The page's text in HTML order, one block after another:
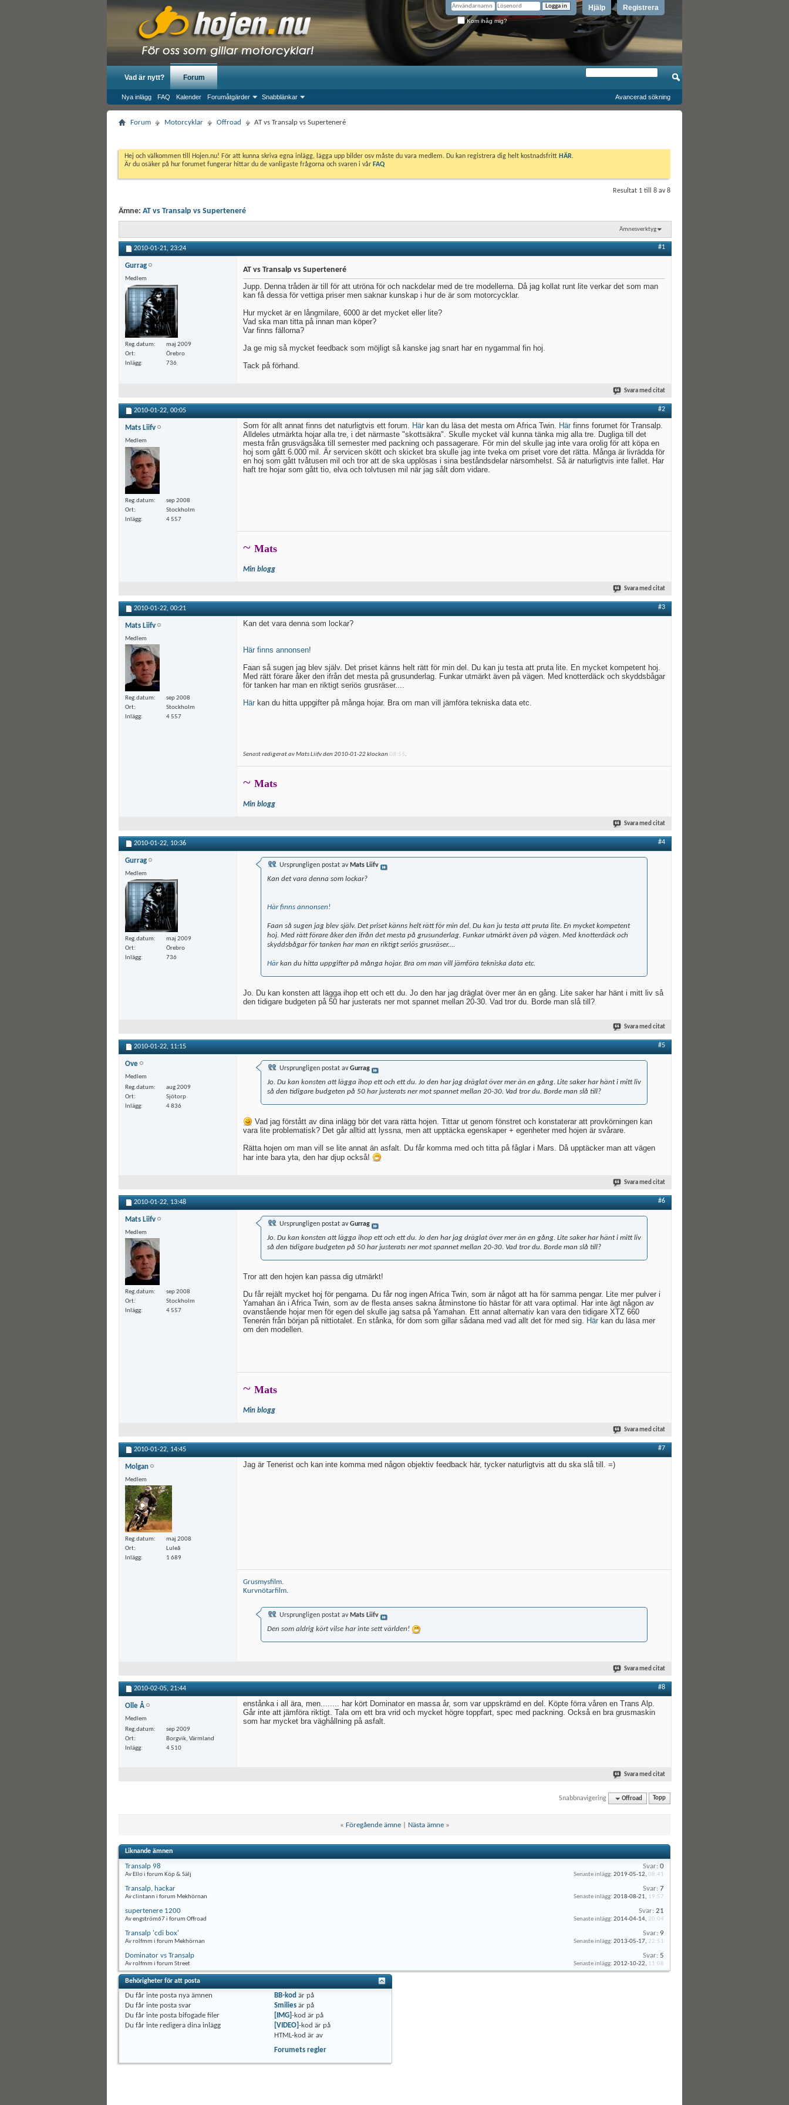
Registrera
Hjälp
Kom ihåg mig?
Vad är nytt? Forum
Nya inlägg FAQ Kalender Forumåtgärder Snabblänkar Avancerad sökning
Forum Motorcyklar Offroad AT vs Transalp vs Superteneré
Hej och välkommen till Hojen.nu! För att kunna skriva egna inlägg, lägga upp bilder osv måste du vara medlem. Du kan registrera dig helt kostnadsfritt HÄR.
Är du osäker på hur forumet fungerar hittar du de vanligaste frågorna och svaren i vår FAQ
Resultat 1 till 8 av 8
Ämne: AT vs Transalp vs Superteneré
Ämnesverktyg
2010-01-21, 23:24 #1
Gurrag
Medlem
Reg.datum
maj 2009
Ort
Örebro
Inlägg
736
AT vs Transalp vs Superteneré
Jupp. Denna tråden är till för att utröna för och nackdelar med de tre modellerna. Då jag kollat runt lite verkar det som man
kan få dessa för vettiga priser men saknar kunskap i hur de är som motorcycklar.
Hur mycket är en långmilare, 6000 är det mycket eller lite?
Vad ska man titta på innan man köper?
Var finns fällorna?
Ja ge mig så mycket feedback som möjligt så kanske jag snart har en nygammal fin hoj.
Tack på förhand.
Svara med citat
2010-01-22, 00:05 #2
Mats Liifv
Medlem
Reg.datum
sep 2008
Ort
Stockholm
Inlägg
4 557
Som för allt annat finns det naturligtvis ett forum. Här kan du läsa det mesta om Africa Twin. Här finns forumet för Transalp.
Alldeles utmärkta hojar alla tre, i det närmaste "skottsäkra". Skulle mycket väl kunna tänka mig alla tre. Dugliga till det
mesta från grusvägsåka till semester med packning och passagerare. För min del skulle jag inte vara orolig för att köpa en
hoj som gått 6.000 mil. Är servicen skött och skicket bra skulle jag inte tveka om priset vore det rätta. Många är livrädda för
en hoj som gått tvåtusen mil och tror att de ska upplösas i sina beståndsdelar närsomhelst. Så är naturligtvis inte fallet. Har
haft tre hojar som gått tio, elva och tolvtusen mil när jag sålt dom vidare.
~ Mats
Min blogg
Svara med citat
2010-01-22, 00:21 #3
Mats Liifv
Medlem
Reg.datum
sep 2008
Ort
Stockholm
Inlägg
4 557
Kan det vara denna som lockar?
Här finns annonsen!
Faan så sugen jag blev själv. Det priset känns helt rätt för min del. Du kan ju testa att pruta lite. En mycket kompetent hoj.
Med rätt förare åker den ifrån det mesta på grusunderlag. Funkar utmärkt även på vägen. Med knotterdäck och skyddsbågar
för tanken har man en riktigt seriös grusräser....
Här kan du hitta uppgifter på många hojar. Bra om man vill jämföra tekniska data etc.
Senast redigerat av Mats Liifv den 2010-01-22 klockan 08:55.
~ Mats
Min blogg
Svara med citat
2010-01-22, 10:36 #4
Gurrag
Medlem
Reg.datum
maj 2009
Ort
Örebro
Inlägg
736
Ursprungligen postat av Mats Liifv
Kan det vara denna som lockar?
Här finns annonsen!
Faan så sugen jag blev själv. Det priset känns helt rätt för min del. Du kan ju testa att pruta lite. En mycket kompetent
hoj. Med rätt förare åker den ifrån det mesta på grusunderlag. Funkar utmärkt även på vägen. Med knotterdäck och
skyddsbågar för tanken har man en riktigt seriös grusräser....
Härkan du hitta uppgifter på många hojar. Bra om man vill jämföra tekniska data etc.
Jo. Du kan konsten att lägga ihop ett och ett du. Jo den har jag dräglat över mer än en gång. Lite saker har hänt i mitt liv så
den tidigare budgeten på 50 har justerats ner mot spannet mellan 20-30. Vad tror du. Borde man slå till?
Svara med citat
2010-01-22, 11:15 #5
Ove
Medlem
Reg.datum
aug 2009
Ort
Sjötorp
Inlägg
4 836
Ursprungligen postat avGurrag
Jo. Du kan konsten att lägga ihop ett och ett du. Jo den har jag dräglat över mer än en gång. Lite saker har hänt i mitt liv
så den tidigare budgeten på 50 har justerats ner mot spannet mellan 20-30. Vad tror du. Borde man slå till?
Vad jag förstått av dina inlägg bör det vara rätta hojen. Tittar ut genom fönstret och konstaterar att provkörningen kan
vara lite problematisk? Det går alltid att lyssna, men att upptäcka egenskaper + egenheter med hojen är svårare.
Rätta hojen om man vill se lite annat än asfalt. Du får komma med och titta på fåglar i Mars. Då upptäcker man att vägen
har inte bara yta, den har djup också!
Svara med citat
2010-01-22, 13:48 #6
Mats Liifv
Medlem
Reg.datum
sep 2008
Ort
Stockholm
Inlägg
4 557
Ursprungligen postat avGurrag
Jo. Du kan konsten att lägga ihop ett och ett du. Jo den har jag dräglat över mer än en gång. Lite saker har hänt i mitt liv
så den tidigare budgeten på 50 har justerats ner mot spannet mellan 20-30. Vad tror du. Borde man slå till?
Tror att den hojen kan passa dig utmärkt!
Du får rejält mycket hoj för pengarna. Du får nog ingen Africa Twin, som är något att ha för samma pengar. Lite mer pulver i
Yamahan än i Africa Twin, som av de flesta anses sakna åtminstone tio hästar för att vara optimal. Har inte ägt någon av
ovanstående hojar men för egen del skulle jag satsa på Yamahan. Ett annat alternativ kan vara den tidigare XTZ 660
Tenerén från början på nittiotalet. En stånka, för dom som gillar sådana med vad allt det för med sig. Här kan du läsa mer
om den modellen.
~ Mats
Min blogg
Svara med citat
2010-01-22, 14:45 #7
Molgan
Medlem
Reg.datum
maj 2008
Ort
Luleå
Inlägg
1 689
Jag är Tenerist och kan inte komma med någon objektiv feedback här, tycker naturligtvis att du ska slå till. =)
Grusmysfilm.
Kurvnötarfilm.
Ursprungligen postat av Mats Liifv
Den som aldrig kört vilse har inte sett världen!
Svara med citat
2010-02-05, 21:44 #8
Olle Å
Medlem
Reg.datum
sep 2009
Ort
Borgvik, Värmland
Inlägg
4 510
enstånka i all ära, men........ har kört Dominator en massa år, som var uppskrämd en del. Köpte förra våren en Trans Alp.
Går inte att jämföra riktigt. Tala om ett bra vrid och mycket högre toppfart, spec med packning. Också en bra grusmaskin
som har mycket bra väghållning på asfalt.
Svara med citat
Snabbnavigering Offroad Topp
« Föregående ämne| Nästa ämne »
Liknande ämnen
Transalp 98
Av Ello i forum Köp & Sälj
Svar: 0
Senaste inlägg: 2019-05-12, 08:41
Transalp, hackar
Av clintann i forum Mekhörnan
Svar: 7
Senaste inlägg: 2018-08-21, 19:57
supertenere 1200
Av engström67 i forum Offroad
Svar: 21
Senaste inlägg: 2014-04-14, 20:04
Transalp 'cdi box'
Av rolfmm i forum Mekhörnan
Svar: 9
Senaste inlägg: 2013-05-17, 22:51
Dominator vs Transalp
Av rolfmm i forum Street
Svar: 5
Senaste inlägg: 2012-10-22, 11:08
Behörigheter för att posta
Du får inte posta nya ämnen
Du får inte posta svar
Du får inte posta bifogade filer
Du får inte redigera dina inlägg
BB-kod är på
Smilies är på
[IMG]-kod är på
[VIDEO]-kod är på
HTML-kod är av
Forumets regler